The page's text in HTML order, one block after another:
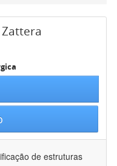
de estruturas